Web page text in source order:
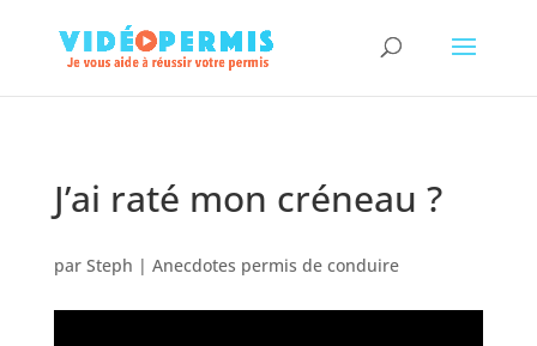
J’ai raté mon créneau ?
par Steph | Anecdotes permis de conduire